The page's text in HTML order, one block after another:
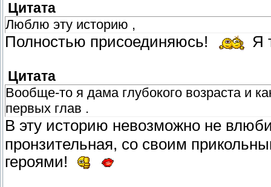
Цитата
Люблю эту историю ,
Полностью присоединяюсь! Я
Цитата
Вообще-то я дама глубокого возраста и
первых глав .
В эту историю невозможно не
пронзительная, со своим
героями!